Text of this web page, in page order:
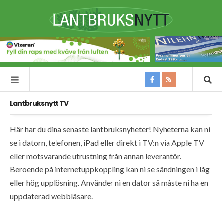
Lantbruksnytt TV
Här har du dina senaste lantbruksnyheter! Nyheterna kan ni
se i datorn, telefonen, iPad eller direkt i TV:n via Apple TV
eller motsvarande utrustning från annan leverantör.
Beroende på internetuppkoppling kan ni se sändningen i låg
eller hög upplösning. Använder ni en dator så måste ni ha en
uppdaterad webbläsare.